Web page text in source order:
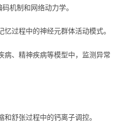
机制和网络动力学。
过程中的神经元群体活动模式。
病、精神疾病等模型中，监测异常
舒张过程中的钙离子调控。